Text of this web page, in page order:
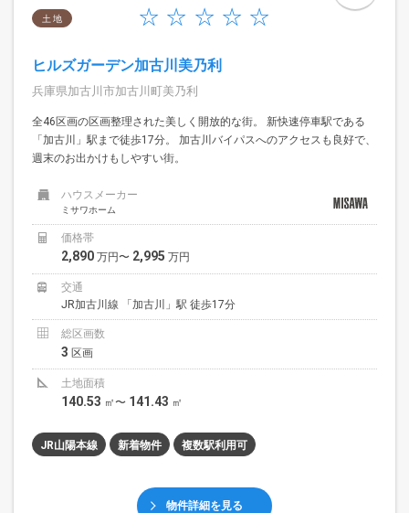
土 地
ヒルズガーデン加古川美乃利
兵庫県加古川市加古川町美乃利
全46区画の区画整理された美しく開放的な街。 新快速停車駅である
「加古川」駅まで徒歩17分。 加古川バイパスへのアクセスも良好で、
週末のお出かけもしやすい街。
ハウスメーカー
ミサワホーム
価格帯
2,890 万円〜 2,995 万円
交通
JR加古川線 「加古川」駅 徒歩17分
総区画数
3 区画
土地面積
140.53 ㎡〜 141.43 ㎡
JR山陽本線 新着物件 複数駅利用可
物件詳細を見る